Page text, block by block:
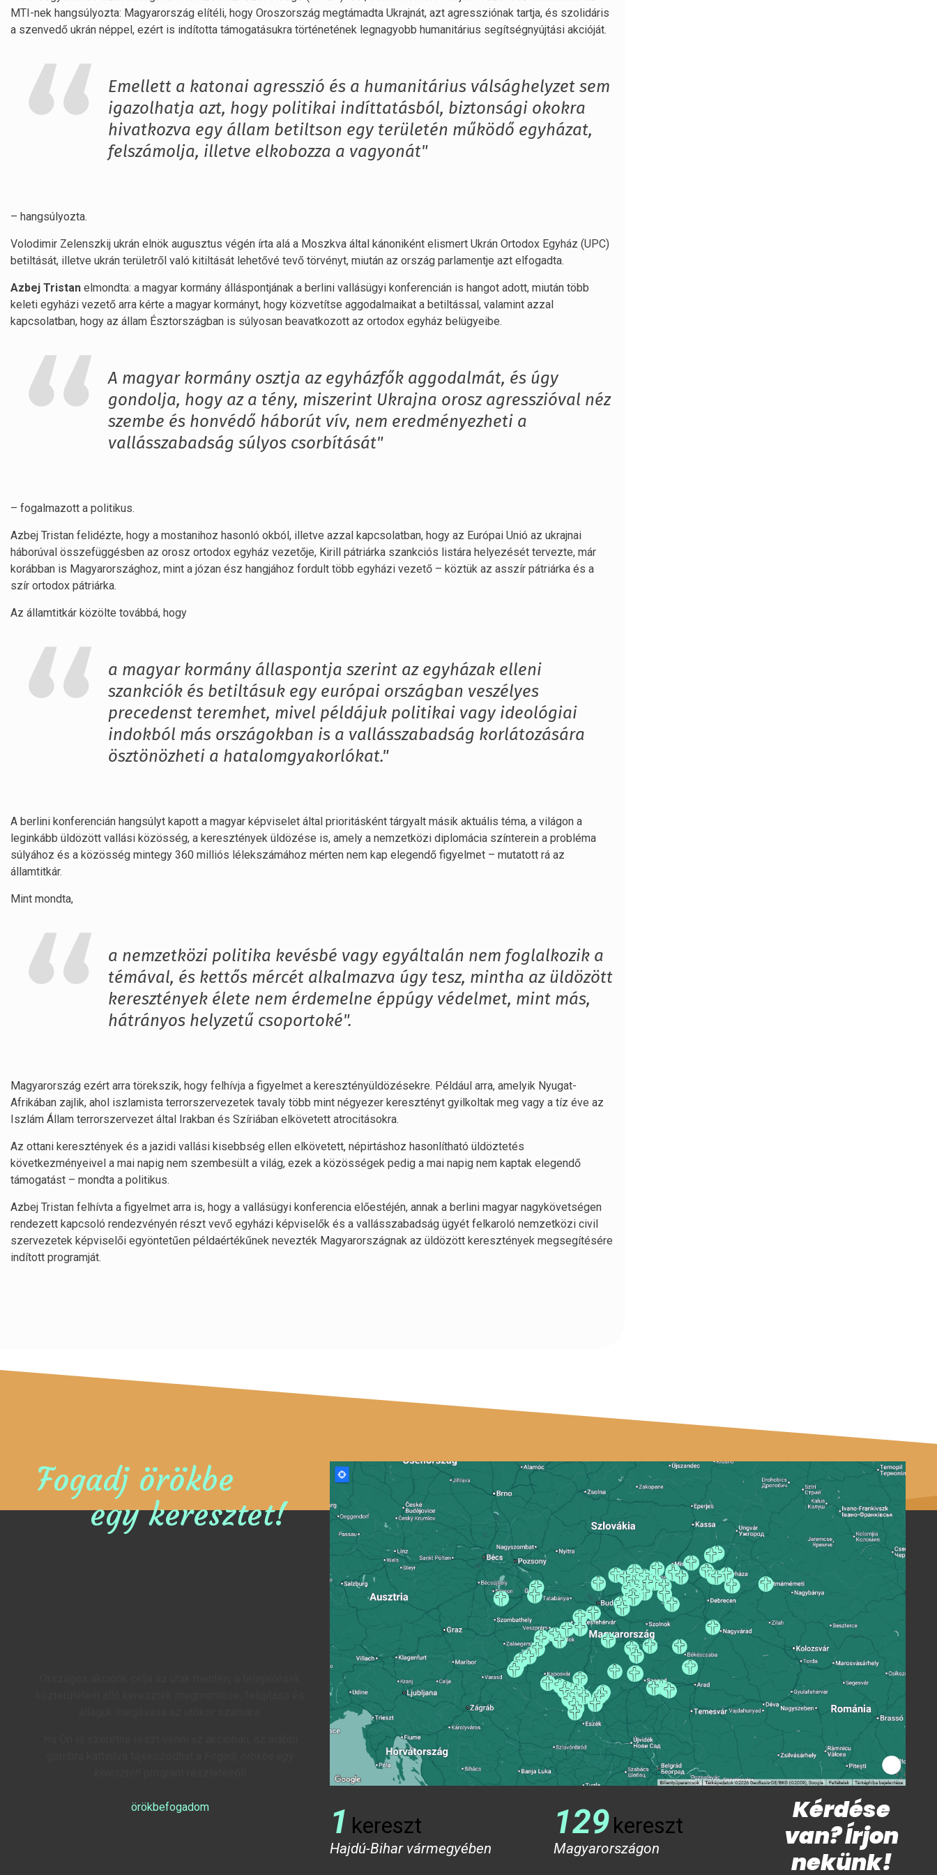
MTI-nek hangsúlyozta: Magyarország elítéli, hogy Oroszország megtámadta Ukrajnát, azt agressziónak tartja, és szolidáris
a szenvedő ukrán néppel, ezért is indította támogatásukra történetének legnagyobb humanitárius segítségnyújtási akcióját.
Emellett a katonai agresszió és a humanitárius válsághelyzet sem
igazolhatja azt, hogy politikai indíttatásból, biztonsági okokra
hivatkozva egy állam betiltson egy területén működő egyházat,
felszámolja, illetve elkobozza a vagyonát"
– hangsúlyozta.
Volodimir Zelenszkij ukrán elnök augusztus végén írta alá a Moszkva által kánoniként elismert Ukrán Ortodox Egyház (UPC)
betiltását, illetve ukrán területről való kitiltását lehetővé tevő törvényt, miután az ország parlamentje azt elfogadta.
Azbej Tristan elmondta: a magyar kormány álláspontjának a berlini vallásügyi konferencián is hangot adott, miután több
keleti egyházi vezető arra kérte a magyar kormányt, hogy közvetítse aggodalmaikat a betiltással, valamint azzal
kapcsolatban, hogy az állam Észtországban is súlyosan beavatkozott az ortodox egyház belügyeibe.
A magyar kormány osztja az egyházfők aggodalmát, és úgy
gondolja, hogy az a tény, miszerint Ukrajna orosz agresszióval néz
szembe és honvédő háborút vív, nem eredményezheti a
vallásszabadság súlyos csorbítását"
– fogalmazott a politikus.
Azbej Tristan felidézte, hogy a mostanihoz hasonló okból, illetve azzal kapcsolatban, hogy az Európai Unió az ukrajnai
háborúval összefüggésben az orosz ortodox egyház vezetője, Kirill pátriárka szankciós listára helyezését tervezte, már
korábban is Magyarországhoz, mint a józan ész hangjához fordult több egyházi vezető – köztük az asszír pátriárka és a
szír ortodox pátriárka.
Az államtitkár közölte továbbá, hogy
a magyar kormány állaspontja szerint az egyházak elleni
szankciók és betiltásuk egy európai országban veszélyes
precedenst teremhet, mivel példájuk politikai vagy ideológiai
indokból más országokban is a vallásszabadság korlátozására
ösztönözheti a hatalomgyakorlókat."
A berlini konferencián hangsúlyt kapott a magyar képviselet által prioritásként tárgyalt másik aktuális téma, a világon a
leginkább üldözött vallási közösség, a keresztények üldözése is, amely a nemzetközi diplomácia színterein a probléma
súlyához és a közösség mintegy 360 milliós lélekszámához mérten nem kap elegendő figyelmet – mutatott rá az
államtitkár.
Mint mondta,
a nemzetközi politika kevésbé vagy egyáltalán nem foglalkozik a
témával, és kettős mércét alkalmazva úgy tesz, mintha az üldözött
keresztények élete nem érdemelne éppúgy védelmet, mint más,
hátrányos helyzetű csoportoké".
Magyarország ezért arra törekszik, hogy felhívja a figyelmet a keresztényüldözésekre. Például arra, amelyik Nyugat-
Afrikában zajlik, ahol iszlamista terrorszervezetek tavaly több mint négyezer keresztényt gyilkoltak meg vagy a tíz éve az
Iszlám Állam terrorszervezet által Irakban és Szíriában elkövetett atrocitásokra.
Az ottani keresztények és a jazidi vallási kisebbség ellen elkövetett, népirtáshoz hasonlítható üldöztetés
következményeivel a mai napig nem szembesült a világ, ezek a közösségek pedig a mai napig nem kaptak elegendő
támogatást – mondta a politikus.
Azbej Tristan felhívta a figyelmet arra is, hogy a vallásügyi konferencia előestéjén, annak a berlini magyar nagykövetségen
rendezett kapcsoló rendezvényén részt vevő egyházi képviselők és a vallásszabadság ügyét felkaroló nemzetközi civil
szervezetek képviselői egyöntetűen példaértékűnek nevezték Magyarországnak az üldözött keresztények megsegítésére
indított programját.
Fogadj örökbe
egy keresztet!
örökbefogadom 1 kereszt
Hajdú-Bihar vármegyében
129kereszt
Magyarországon
Kérdése
van? Írjon
nekünk!